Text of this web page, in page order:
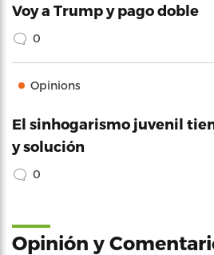
Voy a Trump y pago doble
0
Opinions
El sinhogarismo juvenil
y solución
0
Opinión y